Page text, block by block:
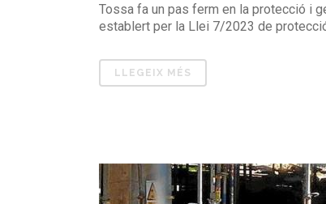
Tossa fa un pas ferm en la protecció i
establert per la Llei 7/2023 de
LLEGEIX MÉS